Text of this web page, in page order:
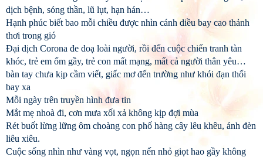
dịch bệnh, sóng thần, lũ lụt, hạn hán…
Hạnh phúc biết bao mỗi chiều được nhìn cánh diều bay cao thảnh
thơi trong gió
Đại dịch Corona đe doạ loài người, rồi đến cuộc chiến tranh tàn
khóc, trẻ em ốm gầy, trẻ con mất mạng, mất cả người thân yêu…
bàn tay chưa kịp cầm viết, giấc mơ đến trường như khói đạn thổi
bay xa
Mỗi ngày trên truyền hình đưa tin
Mắt mẹ nhoà đi, cơn mưa xối xả không kịp đợi mùa
Rét buốt lừng lững ôm choàng con phố hàng cây lêu khêu, ánh đèn
liêu xiêu.
Cuộc sống nhìn như vàng vọt, ngọn nến nhỏ giọt hao gầy không